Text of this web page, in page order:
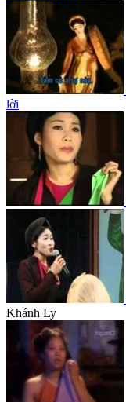
lời
Khánh Ly